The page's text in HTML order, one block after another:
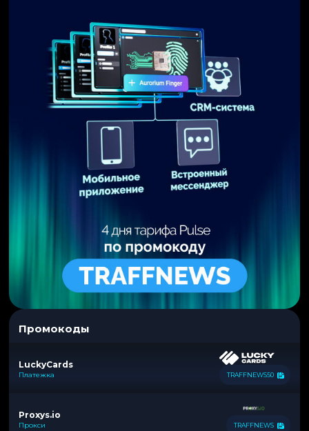
Промокоды
LuckyCards
Платежка TRAFFNEWS50
Proxys.io
Прокси TRAFFNEWS